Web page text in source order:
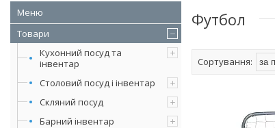
Товари
Кухонний посуд та
інвентар
Столовий посуд і інвентар
Скляний посуд
Барний інвентар
Футбол